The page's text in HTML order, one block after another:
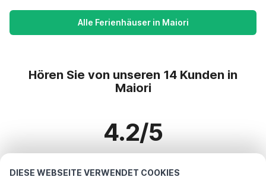
DIESE WEBSEITE VERWENDET COOKIES
Alle Ferienhäuser in Maiori
Hören Sie von unseren 14 Kunden in
Maiori
4.2/5